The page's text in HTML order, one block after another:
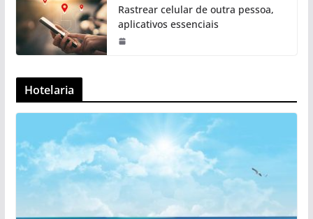
Rastrear celular de outra pessoa,
aplicativos essenciais
Hotelaria